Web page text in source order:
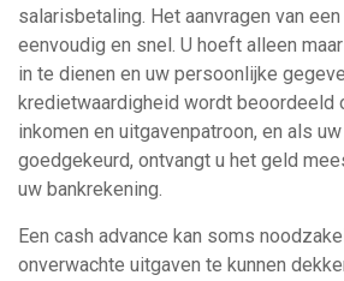
salarisbetaling. Het aanvragen van
eenvoudig en snel. U hoeft alleen
in te dienen en uw persoonlijke
kredietwaardigheid wordt beoordeeld
inkomen en uitgavenpatroon, en als
goedgekeurd, ontvangt u het geld
uw bankrekening.
Een cash advance kan soms
onverwachte uitgaven te kunnen